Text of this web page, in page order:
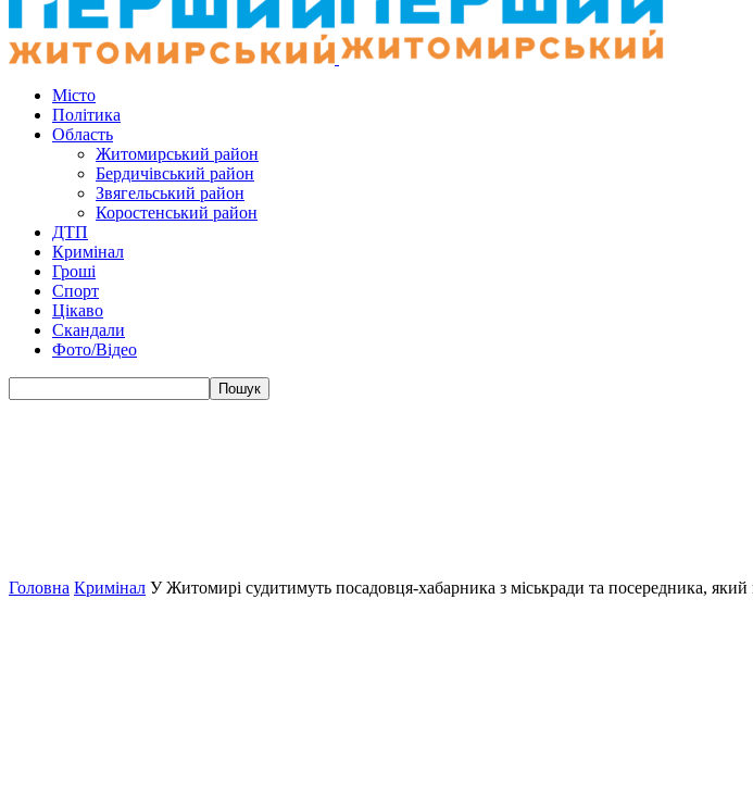
Місто
Політика
Область
Житомирський район
Бердичівський район
Звягельський район
Коростенський район
ДТП
Кримінал
Гроші
Спорт
Цікаво
Скандали
Фото/Відео
Головна Кримінал У Житомирі судитимуть посадовця-хабарника з міськради та посередника,